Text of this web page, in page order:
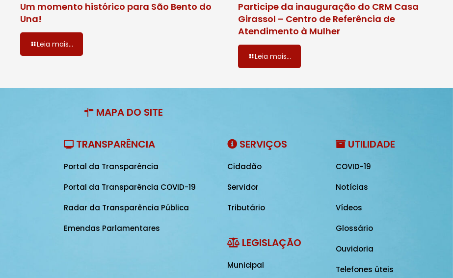
Um momento histórico para São Bento do
Una!
Leia mais...
Participe da inauguração do CRM Casa
Girassol – Centro de Referência de
Atendimento à Mulher
Leia mais...
MAPA DO SITE
TRANSPARÊNCIA
Portal da Transparência
Portal da Transparência COVID-19
Radar da Transparência Pública
Emendas Parlamentares
SERVIÇOS
Cidadão
Servidor
Tributário
LEGISLAÇÃO
Municipal
UTILIDADE
COVID-19
Notícias
Vídeos
Glossário
Ouvidoria
Telefones úteis